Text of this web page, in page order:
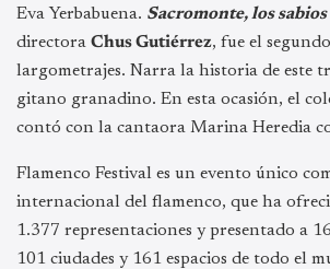
Eva Yerbabuena. Sacromonte, los
directora Chus Gutiérrez, fue el
largometrajes. Narra la historia de este
gitano granadino. En esta ocasión, el
contó con la cantaora Marina Heredia
Flamenco Festival es un evento único
internacional del flamenco, que ha
1.377 representaciones y presentado a
101 ciudades y 161 espacios de todo el